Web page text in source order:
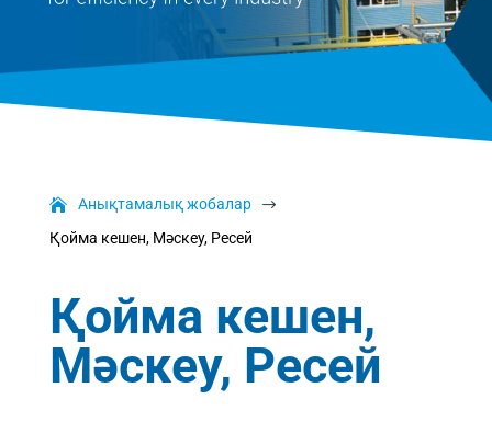
Анықтамалық жобалар $
Қойма кешен, Мәскеу, Ресей
Қойма кешен,
Мәскеу, Ресей